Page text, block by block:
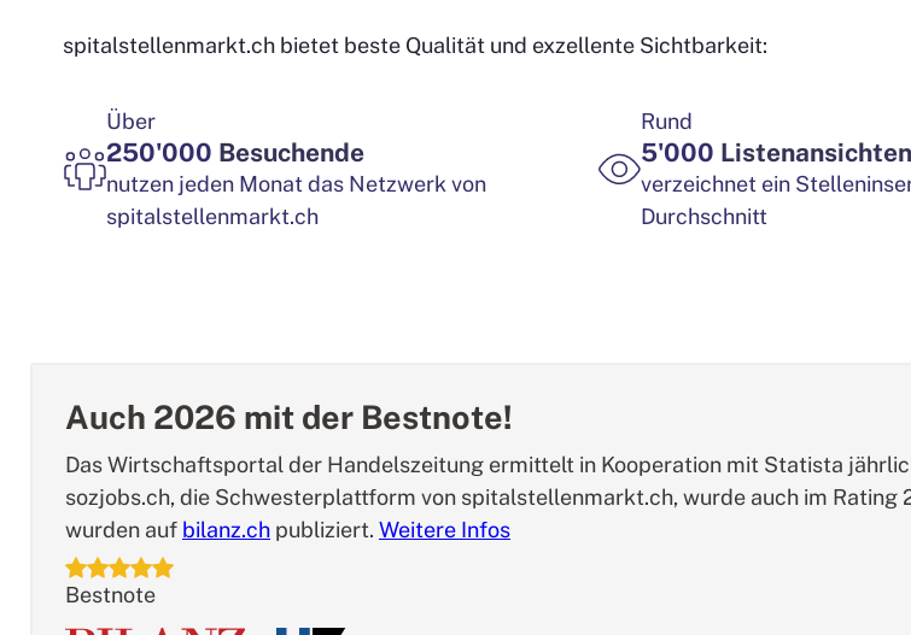
Vorteile
spitalstellenmarkt.ch bietet beste Qualität und exzellente Sichtbarkeit:
Über
250'000 Besuchende
nutzen jeden Monat das Netzwerk von
spitalstellenmarkt.ch
Rund
5'000 Listenansichten
verzeichnet ein
Durchschnitt
Auch 2026 mit der Bestnote!
Das Wirtschaftsportal der Handelszeitung ermittelt in Kooperation mit Statista
sozjobs.ch, die Schwesterplattform von spitalstellenmarkt.ch, wurde auch im
wurden auf bilanz.ch publiziert. Weitere Infos
Bestnote